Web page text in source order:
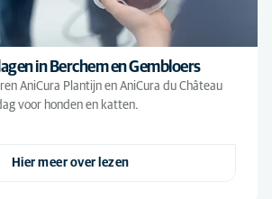
in Berchem en Gembloers
AniCura Plantijn en AniCura du Château
voor honden en katten.
Hier meer over lezen